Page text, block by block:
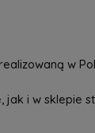
w
jak i w sklepie